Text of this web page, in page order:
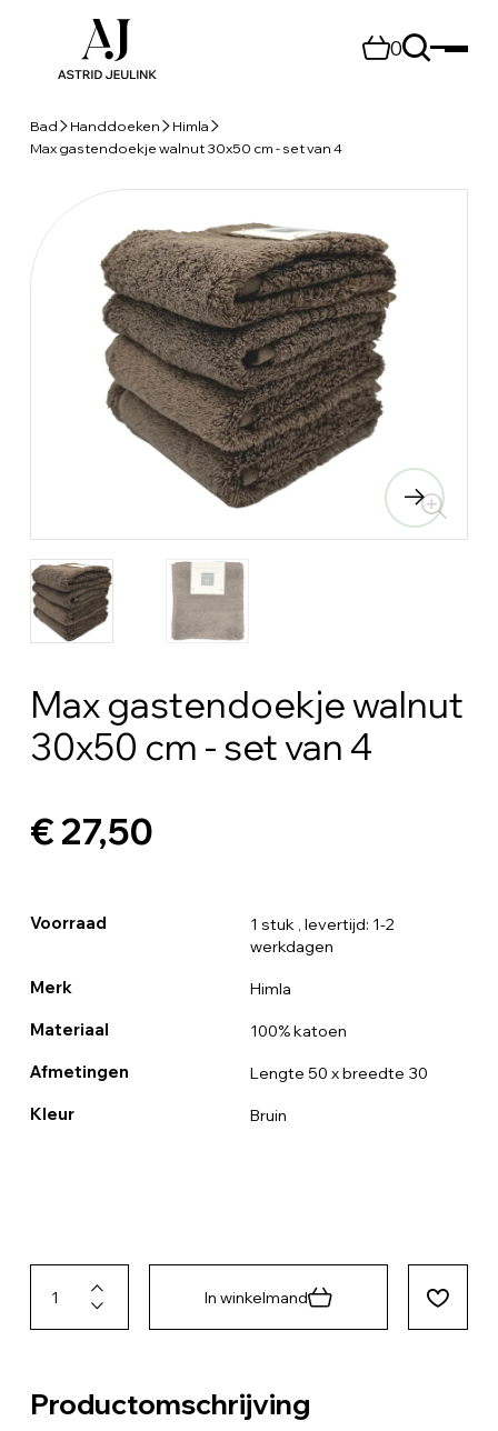
0
Bad Handdoeken
Himla
Max gastendoekje walnut 30x50 cm - set van 4
Max gastendoekje walnut
30x50 cm - set van 4
€ 27,50
Voorraad 1 stuk , levertijd: 1-2
werkdagen
Merk Himla
Materiaal 100% katoen
Afmetingen Lengte 50 x breedte 30
Kleur Bruin
In winkelmand
Productomschrijving